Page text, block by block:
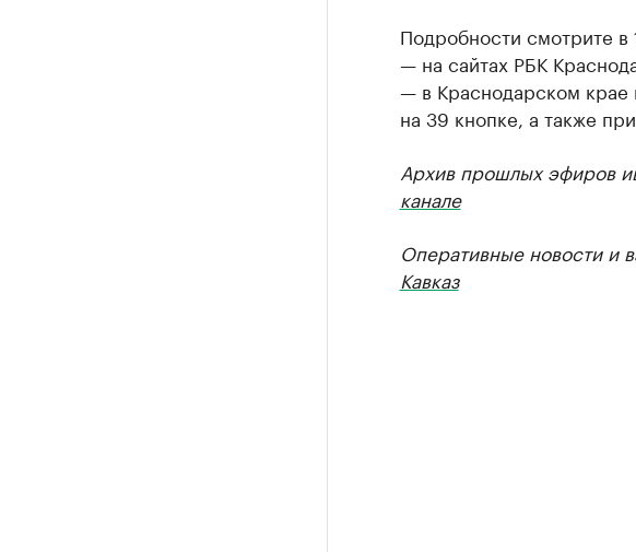
Подробности смотрите
— на сайтах РБК
— в Краснодарском крае
на 39 кнопке, а также
Архив прошлых эфиров
канале
Оперативные новости и
Кавказ